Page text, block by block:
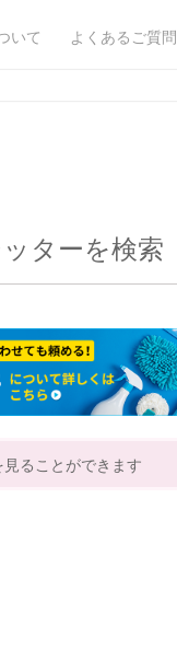
いて よくあるご質問
ターを検索
ることができます